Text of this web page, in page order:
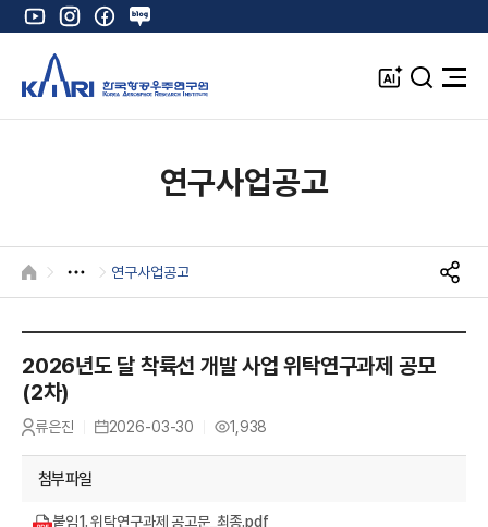
유
튜
인
스
타
그
램
페
이
북
네
이
블
로
K
A
검
전
연구사업공고
HOME 연구사업공고
S
N
2026년도 달 착륙선 개발 사업 위탁연구과제 공모
(2차)
작
성
류은진
등
록
2026-03-30
조
회
1,938
첨부파일
붙임1. 위탁연구과제 공고문_최종.pdf